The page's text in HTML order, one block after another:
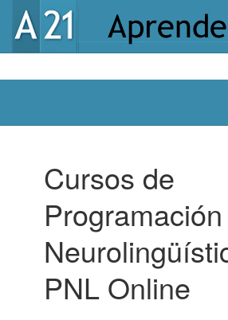
Cursos de
Programación
PNL Online